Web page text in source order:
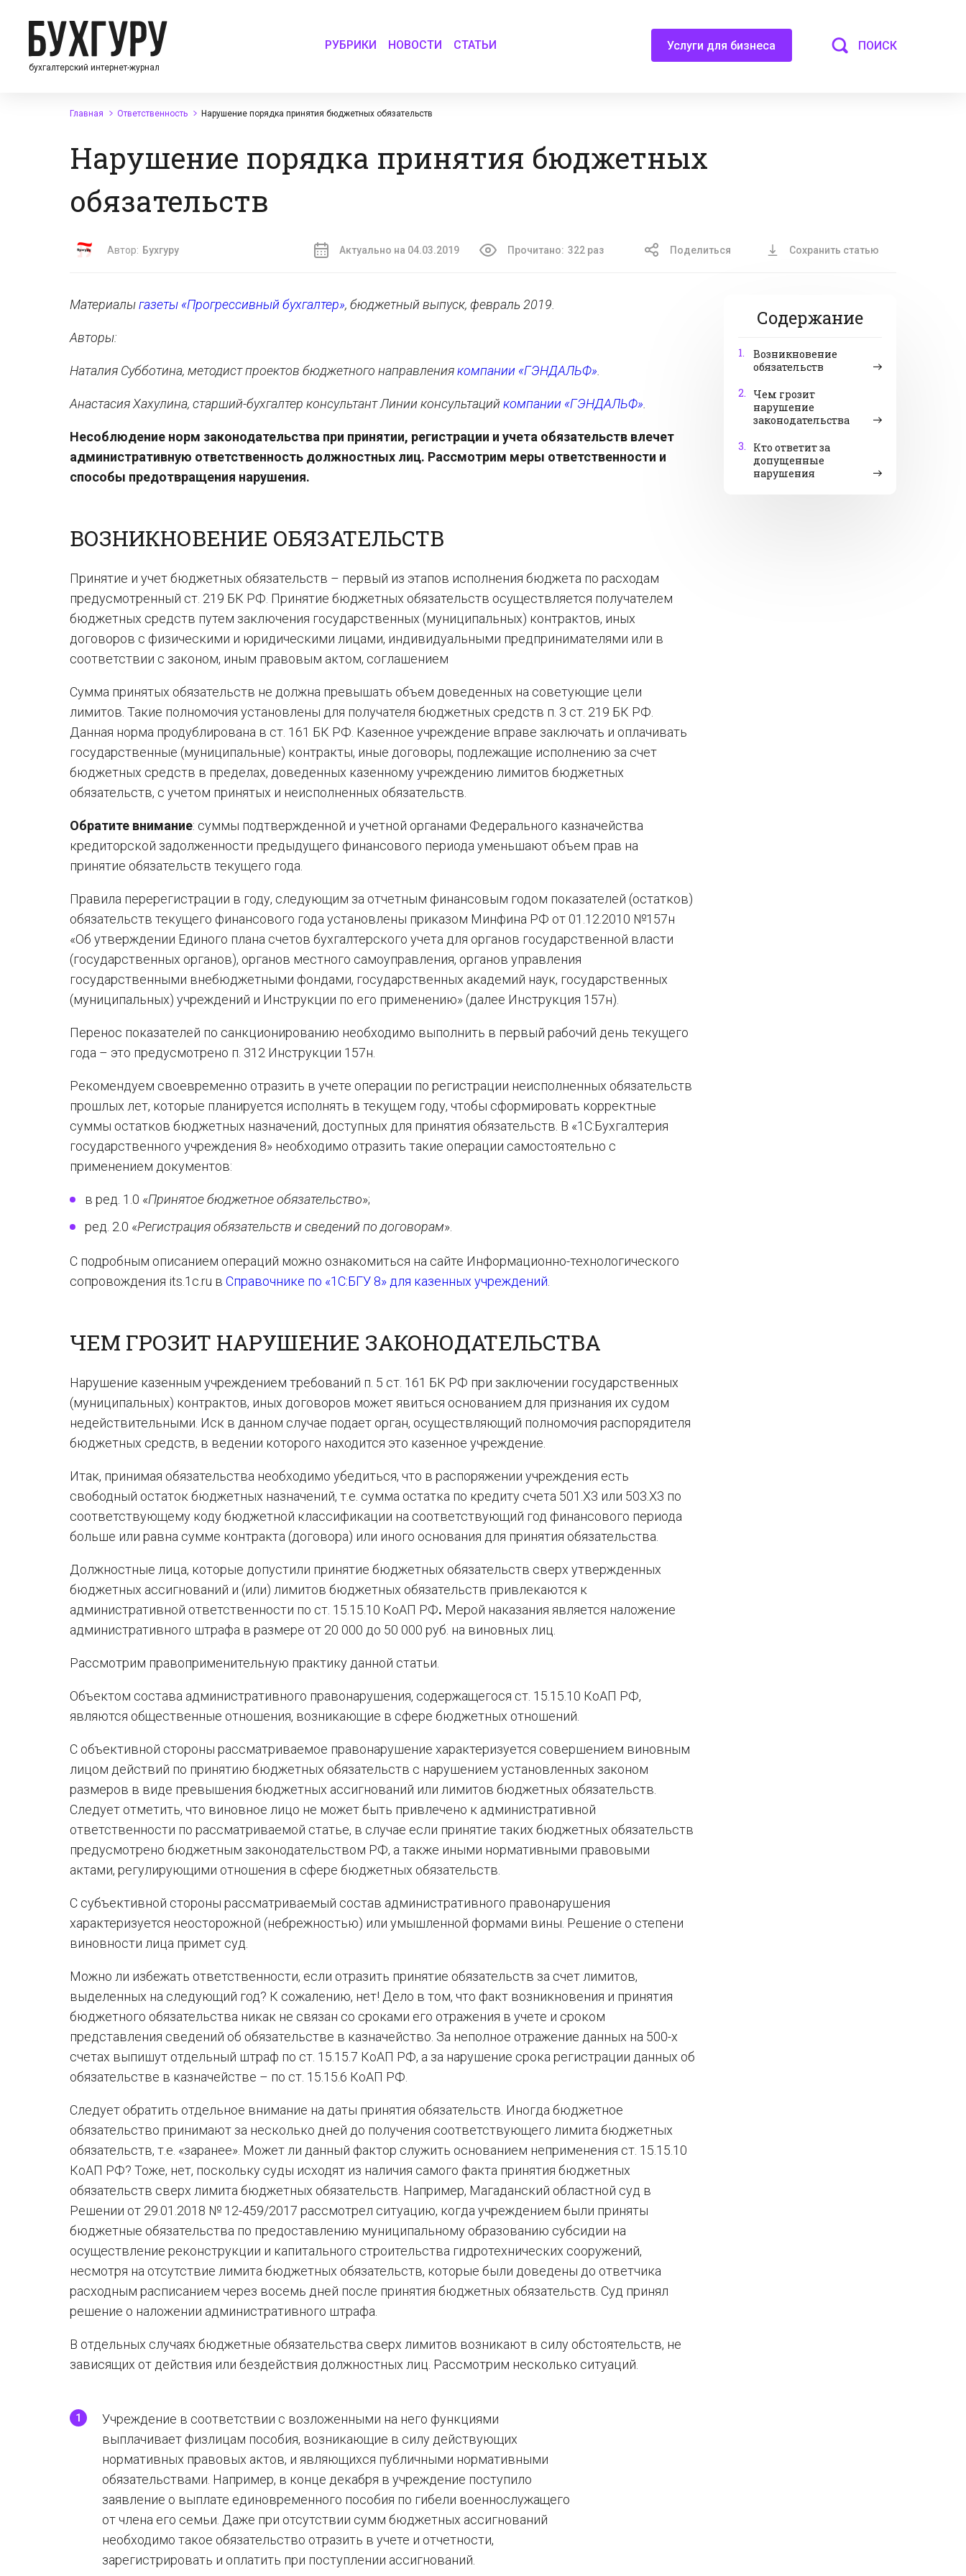
бухгалтерский интернет-журнал
РУБРИКИ НОВОСТИ СТАТЬИ Услуги для бизнеса ПОИСК
Главная Ответственность Нарушение порядка принятия бюджетных обязательств
Нарушение порядка принятия бюджетных
обязательств
Автор: Бухгуру Актуально на 04.03.2019 Прочитано: 322 раз Поделиться Сохранить статью
Содержание
1.
Возникновение
обязательств
2.
Чем грозит
нарушение
законодательства
3.
Кто ответит за
допущенные
нарушения
Материалыгазеты «Прогрессивный бухгалтер», бюджетный выпуск, февраль 2019.
Авторы:
Наталия Субботина, методист проектов бюджетного направлениякомпании «ГЭНДАЛЬФ»
Анастасия Хахулина, старший-бухгалтер консультант Линии консультаций компании «ГЭНДАЛЬФ»
Несоблюдение норм законодательства при принятии, регистрации и учета обязательств влечет
административную ответственность должностных лиц. Рассмотрим меры ответственности и
способы предотвращения нарушения.
ВОЗНИКНОВЕНИЕ ОБЯЗАТЕЛЬСТВ
Принятие и учет бюджетных обязательств – первый из этапов исполнения бюджета по расходам
предусмотренный ст. 219 БК РФ. Принятие бюджетных обязательств осуществляется получателем
бюджетных средств путем заключения государственных (муниципальных) контрактов, иных
договоров с физическими и юридическими лицами, индивидуальными предпринимателями или в
соответствии с законом, иным правовым актом, соглашением
Сумма принятых обязательств не должна превышать объем доведенных на советующие цели
лимитов. Такие полномочия установлены для получателя бюджетных средств п. 3 ст. 219 БК РФ.
Данная норма продублирована в ст. 161 БК РФ. Казенное учреждение вправе заключать и оплачивать
государственные (муниципальные) контракты, иные договоры, подлежащие исполнению за счет
бюджетных средств в пределах, доведенных казенному учреждению лимитов бюджетных
обязательств, с учетом принятых и неисполненных обязательств.
Обратите внимание: суммы подтвержденной и учетной органами Федерального казначейства
кредиторской задолженности предыдущего финансового периода уменьшают объем прав на
принятие обязательств текущего года.
Правила перерегистрации в году, следующим за отчетным финансовым годом показателей (остатков)
обязательств текущего финансового года установлены приказом Минфина РФ от 01.12.2010 №157н
«Об утверждении Единого плана счетов бухгалтерского учета для органов государственной власти
(государственных органов), органов местного самоуправления, органов управления
государственными внебюджетными фондами, государственных академий наук, государственных
(муниципальных) учреждений и Инструкции по его применению» (далее Инструкция 157н).
Перенос показателей по санкционированию необходимо выполнить в первый рабочий день текущего
года – это предусмотрено п. 312 Инструкции 157н.
Рекомендуем своевременно отразить в учете операции по регистрации неисполненных обязательств
прошлых лет, которые планируется исполнять в текущем году, чтобы сформировать корректные
суммы остатков бюджетных назначений, доступных для принятия обязательств. В «1С:Бухгалтерия
государственного учреждения 8» необходимо отразить такие операции самостоятельно с
применением документов:
в ред. 1.0 «Принятое бюджетное обязательство»;
ред. 2.0 «Регистрация обязательств и сведений по договорам».
С подробным описанием операций можно ознакомиться на сайте Информационно-технологического
сопровождения its.1c.ru в Справочнике по «1С:БГУ 8» для казенных учреждений
ЧЕМ ГРОЗИТ НАРУШЕНИЕ ЗАКОНОДАТЕЛЬСТВА
Нарушение казенным учреждением требований п. 5 ст. 161 БК РФ при заключении государственных
(муниципальных) контрактов, иных договоров может явиться основанием для признания их судом
недействительными. Иск в данном случае подает орган, осуществляющий полномочия распорядителя
бюджетных средств, в ведении которого находится это казенное учреждение.
Итак, принимая обязательства необходимо убедиться, что в распоряжении учреждения есть
свободный остаток бюджетных назначений, т.е. сумма остатка по кредиту счета 501.Х3 или 503.Х3 по
соответствующему коду бюджетной классификации на соответствующий год финансового периода
больше или равна сумме контракта (договора) или иного основания для принятия обязательства.
Должностные лица, которые допустили принятие бюджетных обязательств сверх утвержденных
бюджетных ассигнований и (или) лимитов бюджетных обязательств привлекаются к
административной ответственности по ст. 15.15.10 КоАП РФ. Мерой наказания является наложение
административного штрафа в размере от 20 000 до 50 000 руб. на виновных лиц.
Рассмотрим правоприменительную практику данной статьи.
Объектом состава административного правонарушения, содержащегося ст. 15.15.10 КоАП РФ,
являются общественные отношения, возникающие в сфере бюджетных отношений.
С объективной стороны рассматриваемое правонарушение характеризуется совершением виновным
лицом действий по принятию бюджетных обязательств с нарушением установленных законом
размеров в виде превышения бюджетных ассигнований или лимитов бюджетных обязательств.
Следует отметить, что виновное лицо не может быть привлечено к административной
ответственности по рассматриваемой статье, в случае если принятие таких бюджетных обязательств
предусмотрено бюджетным законодательством РФ, а также иными нормативными правовыми
актами, регулирующими отношения в сфере бюджетных обязательств.
С субъективной стороны рассматриваемый состав административного правонарушения
характеризуется неосторожной (небрежностью) или умышленной формами вины. Решение о степени
виновности лица примет суд.
Можно ли избежать ответственности, если отразить принятие обязательств за счет лимитов,
выделенных на следующий год? К сожалению, нет! Дело в том, что факт возникновения и принятия
бюджетного обязательства никак не связан со сроками его отражения в учете и сроком
представления сведений об обязательстве в казначейство. За неполное отражение данных на 500-х
счетах выпишут отдельный штраф по ст. 15.15.7 КоАП РФ, а за нарушение срока регистрации данных об
обязательстве в казначействе – по ст. 15.15.6 КоАП РФ.
Следует обратить отдельное внимание на даты принятия обязательств. Иногда бюджетное
обязательство принимают за несколько дней до получения соответствующего лимита бюджетных
обязательств, т.е. «заранее». Может ли данный фактор служить основанием неприменения ст. 15.15.10
КоАП РФ? Тоже, нет, поскольку суды исходят из наличия самого факта принятия бюджетных
обязательств сверх лимита бюджетных обязательств. Например, Магаданский областной суд в
Решении от 29.01.2018 № 12-459/2017 рассмотрел ситуацию, когда учреждением были приняты
бюджетные обязательства по предоставлению муниципальному образованию субсидии на
осуществление реконструкции и капитального строительства гидротехнических сооружений,
несмотря на отсутствие лимита бюджетных обязательств, которые были доведены до ответчика
расходным расписанием через восемь дней после принятия бюджетных обязательств. Суд принял
решение о наложении административного штрафа.
В отдельных случаях бюджетные обязательства сверх лимитов возникают в силу обстоятельств, не
зависящих от действия или бездействия должностных лиц. Рассмотрим несколько ситуаций.
Учреждение в соответствии с возложенными на него функциями
выплачивает физлицам пособия, возникающие в силу действующих
нормативных правовых актов, и являющихся публичными нормативными
обязательствами. Например, в конце декабря в учреждение поступило
заявление о выплате единовременного пособия по гибели военнослужащего
от члена его семьи. Даже при отсутствии сумм бюджетных ассигнований
необходимо такое обязательство отразить в учете и отчетности,
зарегистрировать и оплатить при поступлении ассигнований.